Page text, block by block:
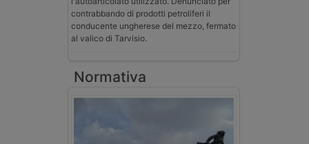
contrabbando di prodotti petroliferi il
conducente ungherese del mezzo, fermato
al valico di Tarvisio.
Normativa